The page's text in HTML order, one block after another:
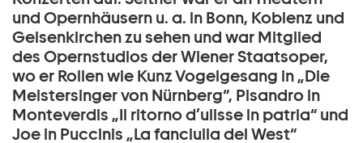
und Opernhäusern u. a. in Bonn, Koblenz und
Gelsenkirchen zu sehen und war Mitglied
des Opernstudios der Wiener Staatsoper,
wo er Rollen wie Kunz Vogelgesang in „Die
Meistersinger von Nürnberg“, Pisandro in
Monteverdis „Il ritorno d’ulisse in patria“ und
Joe in Puccinis „La fanciulla del West“